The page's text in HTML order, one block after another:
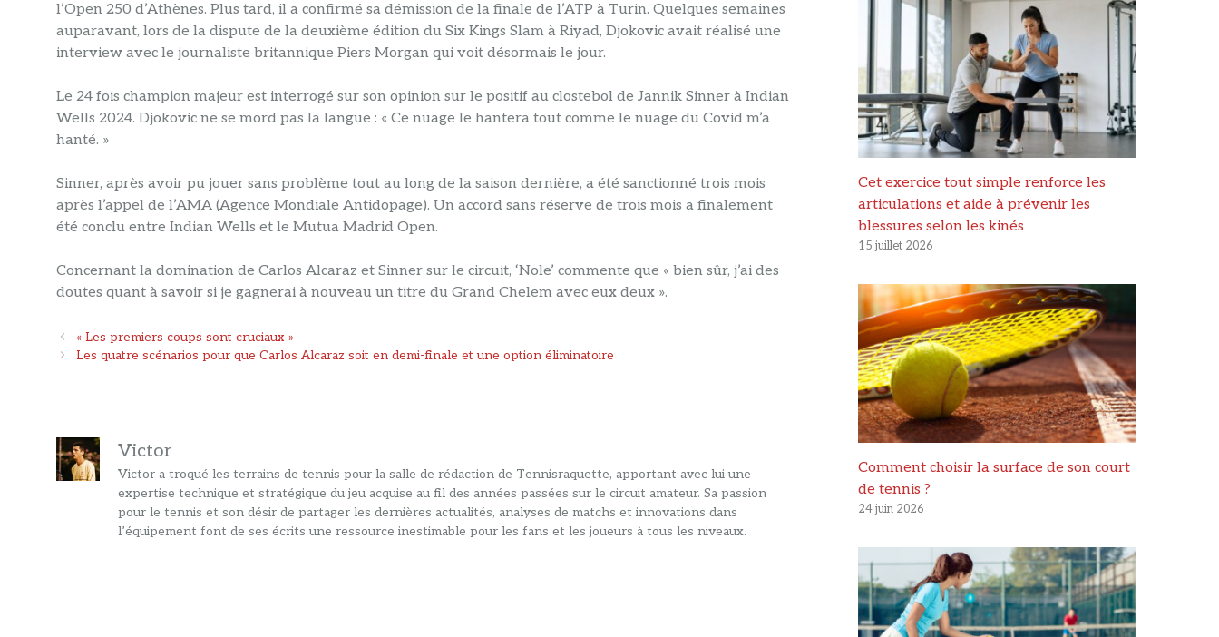
l’Open 250 d’Athènes. Plus tard, il a confirmé sa démission de la finale de l’ATP à Turin. Quelques semaines
auparavant, lors de la dispute de la deuxième édition du Six Kings Slam à Riyad, Djokovic avait réalisé une
interview avec le journaliste britannique Piers Morgan qui voit désormais le jour.
Le 24 fois champion majeur est interrogé sur son opinion sur le positif au clostebol de Jannik Sinner à Indian
Wells 2024. Djokovic ne se mord pas la langue : « Ce nuage le hantera tout comme le nuage du Covid m’a
hanté. »
Sinner, après avoir pu jouer sans problème tout au long de la saison dernière, a été sanctionné trois mois
après l’appel de l’AMA (Agence Mondiale Antidopage). Un accord sans réserve de trois mois a finalement
été conclu entre Indian Wells et le Mutua Madrid Open.
Concernant la domination de Carlos Alcaraz et Sinner sur le circuit, ‘Nole’ commente que « bien sûr, j’ai des
doutes quant à savoir si je gagnerai à nouveau un titre du Grand Chelem avec eux deux ».
Navigation
des
« Les premiers coups sont cruciaux »
Les quatre scénarios pour que Carlos Alcaraz soit en demi-finale et une option éliminatoire
Victor
Victor a troqué les terrains de tennis pour la salle de rédaction de Tennisraquette, apportant avec lui une
expertise technique et stratégique du jeu acquise au fil des années passées sur le circuit amateur. Sa passion
pour le tennis et son désir de partager les dernières actualités, analyses de matchs et innovations dans
l’équipement font de ses écrits une ressource inestimable pour les fans et les joueurs à tous les niveaux.
Cet exercice tout simple renforce les
articulations et aide à prévenir les
blessures selon les kinés
15 juillet 2026
Comment choisir la surface de son court
de tennis ?
24 juin 2026